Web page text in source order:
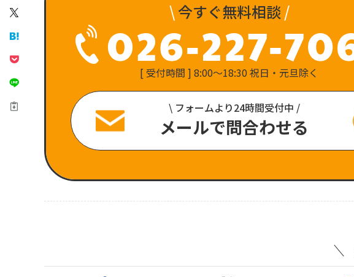
\ 今すぐ無料相談 /
[ 受付時間 ] 8:00〜18:30 祝日・元旦除く
\ フォームより24時間受付中 /
メールで問合わせる